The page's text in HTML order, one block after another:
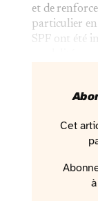
et de
particulier en
SPF ont été
Cet